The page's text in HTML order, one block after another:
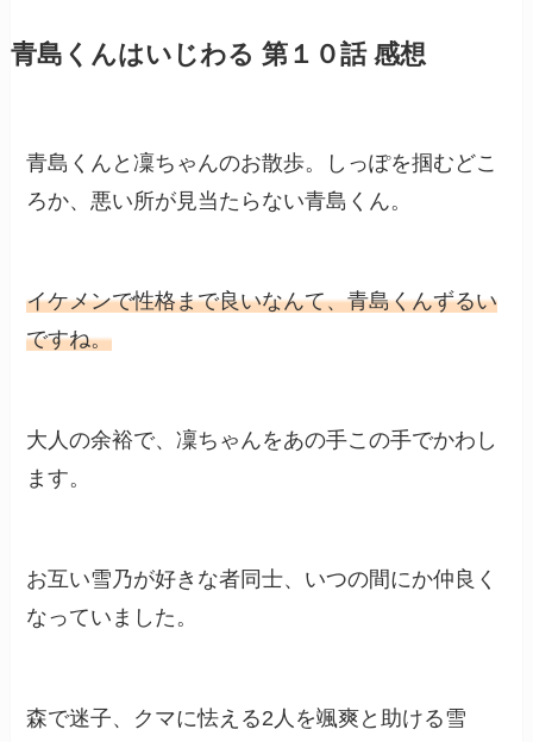
青島くんはいじわる 第１０話 感想
青島くんと凜ちゃんのお散歩。しっぽを掴むどこ
ろか、悪い所が見当たらない青島くん。
イケメンで性格まで良いなんて、青島くんずるい
ですね。
大人の余裕で、凜ちゃんをあの手この手でかわし
ます。
お互い雪乃が好きな者同士、いつの間にか仲良く
なっていました。
森で迷子、クマに怯える2人を颯爽と助ける雪